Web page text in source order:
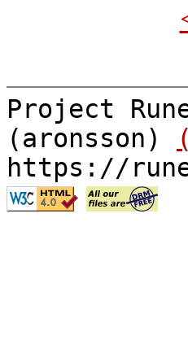
Project
(aronsson)
https://